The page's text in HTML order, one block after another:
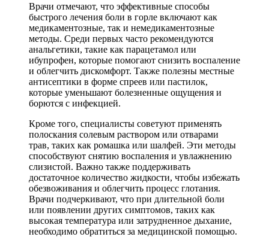
Врачи отмечают, что эффективные способы
быстрого лечения боли в горле включают как
медикаментозные, так и немедикаментозные
методы. Среди первых часто рекомендуются
анальгетики, такие как парацетамол или
ибупрофен, которые помогают снизить воспаление
и облегчить дискомфорт. Также полезны местные
антисептики в форме спреев или пастилок,
которые уменьшают болезненные ощущения и
борются с инфекцией.
Кроме того, специалисты советуют применять
полоскания солевым раствором или отварами
трав, таких как ромашка или шалфей. Эти методы
способствуют снятию воспаления и увлажнению
слизистой. Важно также поддерживать
достаточное количество жидкости, чтобы избежать
обезвоживания и облегчить процесс глотания.
Врачи подчеркивают, что при длительной боли
или появлении других симптомов, таких как
высокая температура или затрудненное дыхание,
необходимо обратиться за медицинской помощью.